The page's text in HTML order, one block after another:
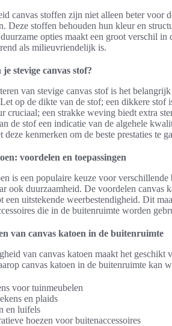
canvas stoffen zijn niet alleen beter voor
Deze stoffen behouden hun kleur en
opties maakt een groot verschil
als milieuvriendelijk is.
stevige canvas stof?
van stevige canvas stof is het
op de dikte van de stof; een dikkere stof
cruciaal; een strakke weving biedt extra
de stof een indicatie van de algehele
deze kenmerken om de beste prestaties te
voordelen en toepassingen
is een populaire keuze voor
ook duurzaamheid. De voordelen canvas
een uitstekende weerbestendigheid. Dit
die in de buitenruimte worden
van canvas katoen in de buitenruimte
van canvas katoen maakt het geschikt
canvas katoen in de buitenruimte kan
voor tuinmeubelen
en plaids
en luifels
hoezen voor buitenaccessoires